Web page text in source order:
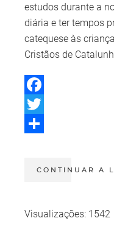
estudos durante a
diária e ter tempos
catequese às
Cristãos de
Facebook
Twitter
CONTINUAR A
Visualizações: 1542